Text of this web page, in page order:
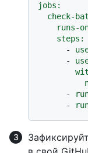
jobs:
check-
runs-
steps:
-
-
-
-